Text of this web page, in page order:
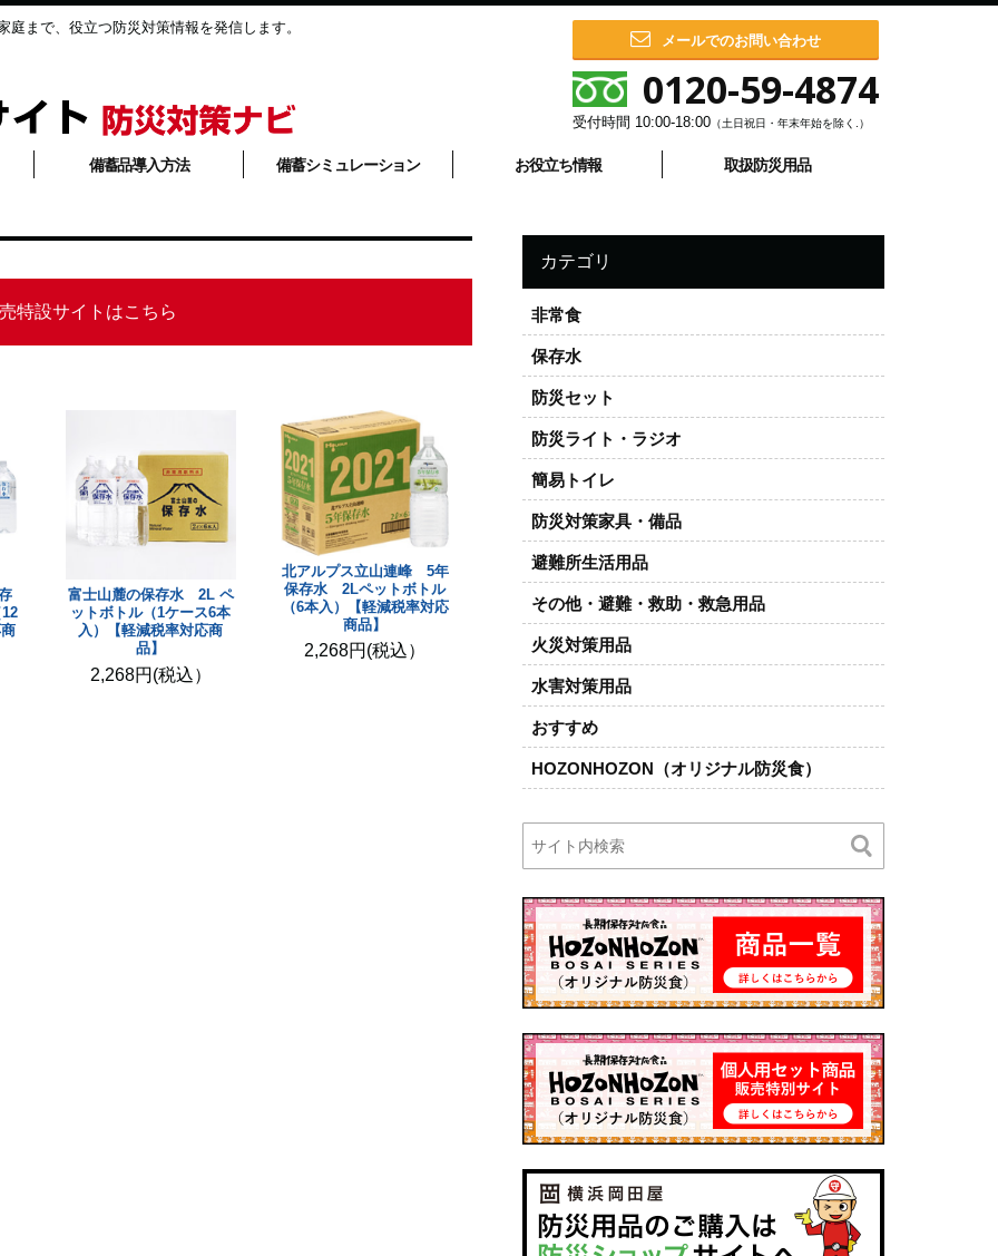
まで、役立つ防災対策情報を発信します。
メールでのお問い合わせ
0120-59-4874
受付時間 10:00-18:00 （土日祝日・年末年始を除く.）
備蓄品導入方法 備蓄シミュレーション お役立ち情報 取扱防災用品
特設サイトはこちら
富士山麓の保存水 2L ペ
ットボトル（1ケース6本
入）【軽減税率対応商
品】
2,268円(税込）
北アルプス立山連峰 5年
保存水 2Lペットボトル
（6本入）【軽減税率対応
商品】
2,268円(税込）
カテゴリ
非常食
保存水
防災セット
防災ライト・ラジオ
簡易トイレ
防災対策家具・備品
避難所生活用品
その他・避難・救助・救急用品
火災対策用品
水害対策用品
おすすめ
HOZONHOZON（オリジナル防災食）